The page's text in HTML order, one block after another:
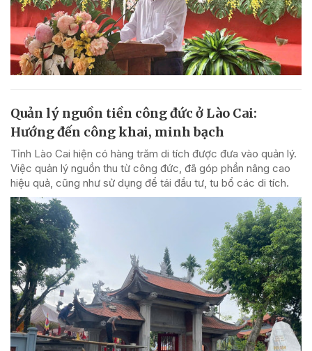
Quản lý nguồn tiền công đức ở Lào Cai:
Hướng đến công khai, minh bạch
Tỉnh Lào Cai hiện có hàng trăm di tích được đưa vào quản lý.
Việc quản lý nguồn thu từ công đức, đã góp phần nâng cao
hiệu quả, cũng như sử dụng để tái đầu tư, tu bổ các di tích.